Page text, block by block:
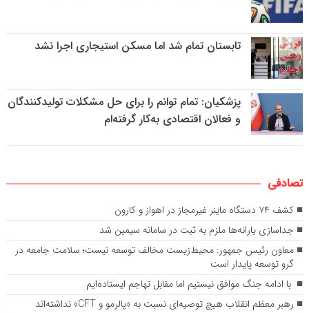
تابستان تمام شد اما مسکن استیجاری اجرا نشد
پزشکیان: تمام توانم را برای حل مشکلات تولیدکنندگان
و فعالان اقتصادی به‌کار گرفته‌ام
تصادفی
کشف ۷۴ دستگاه ماینر غیرمجاز در اهواز و کارون
جداسازی یارانه‌ها ملزم به ثبت در سامانه سیمین شد
معاون رئیس جمهور: محیط‌زیست مخالف توسعه نیست؛ سلامت جامعه در
گرو توسعه پایدار است
با ادامه جنگ موافق نیستیم اما مقابل تهاجم ایستاده‌ایم
رهبر معظم انقلاب هیچ توصیه‌ای نسبت به «پالرمو و CFT» نداشته‌اند